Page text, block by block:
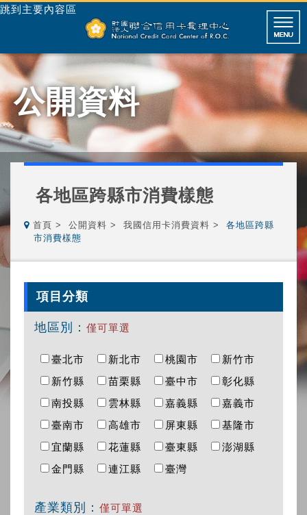
跳到主要內容區
公開資料
各地區跨縣市消費樣態
首頁 公開資料 我國信用卡消費資料
各地區跨縣
市消費樣態
項目分類
地區別： 僅可單選
臺北市 新北市 桃園市
新竹市
新竹縣
苗栗縣 臺中市
彰化縣
南投縣
雲林縣 嘉義縣
嘉義市
臺南市
高雄市 屏東縣
基隆市
宜蘭縣
花蓮縣 臺東縣
澎湖縣
金門縣
連江縣 臺灣
產業類別： 僅可單選